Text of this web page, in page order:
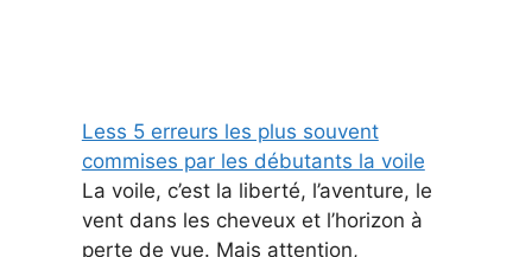
Less 5 erreurs les plus souvent
commises par les débutants la voile
La voile, c’est la liberté, l’aventure, le
vent dans les cheveux et l’horizon à
perte de vue. Mais attention,